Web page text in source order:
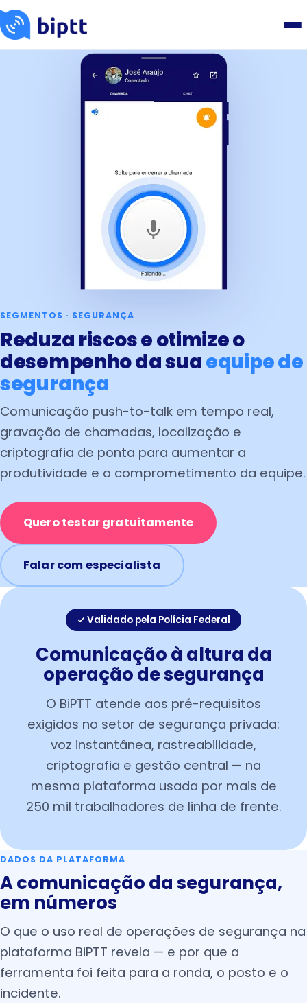
SEGMENTOS · SEGURANÇA
Reduza riscos e otimize o
desempenho da suaequipe de
segurança
Comunicação push-to-talk em tempo real,
gravação de chamadas, localização e
criptografia de ponta para aumentar a
produtividade e o comprometimento da equipe.
Quero testar gratuitamente
Falar com especialista
✓ Validado pela Polícia Federal
Comunicação à altura da
operação de segurança
O BiPTT atende aos pré-requisitos
exigidos no setor de segurança privada:
voz instantânea, rastreabilidade,
criptografia e gestão central — na
mesma plataforma usada por mais de
250 mil trabalhadores de linha de frente.
DADOS DA PLATAFORMA
A comunicação da segurança,
em números
O que o uso real de operações de segurança na
plataforma BiPTT revela — e por que a
ferramenta foi feita para a ronda, o posto e o
incidente.